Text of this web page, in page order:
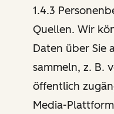
1.4.3
Quellen. Wir
Daten über Sie
sammeln, z. B.
öffentlich
Media-